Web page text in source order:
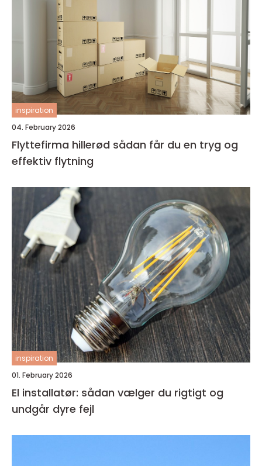
inspiration
04. February 2026
Flyttefirma hillerød sådan får du en tryg og
effektiv flytning
inspiration
01. February 2026
El installatør: sådan vælger du rigtigt og
undgår dyre fejl